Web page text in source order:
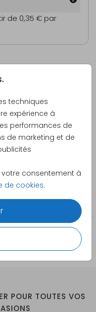
techniques
expérience à
performances de
de marketing et de
consentement à
de cookies.
de 0,35 € par
avec deux
POUR TOUTES VOS